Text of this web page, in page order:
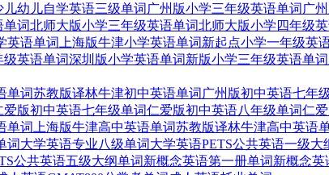
儿幼儿自学英语三级单词 广州版小学三年级英语单词 广
单词北师大版小学三年级英语单词北师大版小学四年级
英语单词 上海版牛津小学英语单词新起点小学一年级英
英语单词深圳版小学英语单词新版小学三年级英语单词
单词苏教版译林牛津初中英语单词 广州版初中英语七年
爱版初中英语七年级单词仁爱版初中英语八年级单词仁
单词 上海版牛津高中英语单词苏教版译林牛津高中英语
词大学英语专业八级单词大学英语PETS公共英语一级大
公共英语五级大纲单词新概念英语第一册单词新概念英